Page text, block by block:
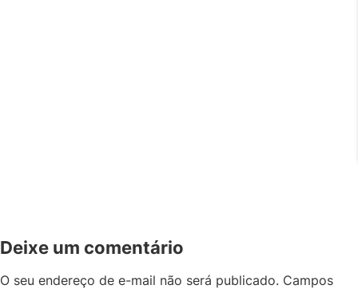
Deixe um comentário
O seu endereço de e-mail não será publicado. Campos